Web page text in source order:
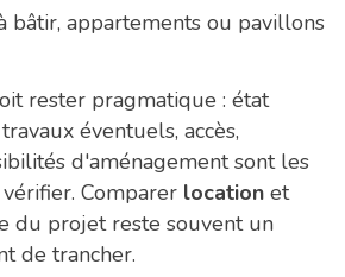
bâtir, appartements ou pavillons
rester pragmatique : état
éventuels, accès,
d'aménagement sont les
Comparer location et
du projet reste souvent un
de trancher.